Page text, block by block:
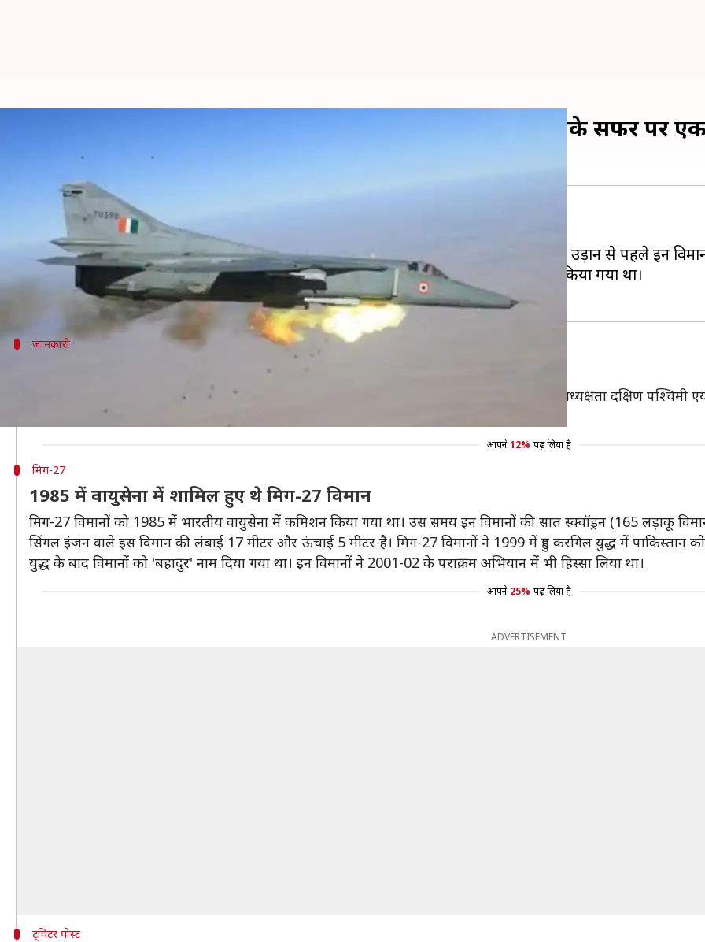
भारतीय वायुसेना से रिटायर हुए मिग-27 लड़ाकू विमान, डालिए इनके सफर पर
क्या है खबर?
भारतीय वायुसेना (IAF) ने शुक्रवार को मिग-27 लड़ाकू विमानों को डीकमिशन कर दिया है।
सात मिग-27 विमानों ने जोधपुर एयरफोर्स स्टेशन पर आयोजित समारोह में अपनी अंतिम उड़ान भरी। उड़ान से पहले इन
करगिल युद्ध के दौरान अहम भूमिका निभाने वाले इन विमानों को 35 साल पहले वायुसेना में शामिल किया गया था।
जानकारी
भव्य समारोह में डीकमिशन हुआ मिग-27
जोधपुर मे वायुसेना स्टेशन पर हुए इस समारोह में कई कार्यक्रमों का आयोजन किया गया। इस समारोह की अध्यक्षता दक्षिण
के घोटिया ने की।
आपने 12% पढ़ लिया है
मिग-27
1985 में वायुसेना में शामिल हुए थे मिग-27 विमान
मिग-27 विमानों को 1985 में भारतीय वायुसेना में कमिशन किया गया था। उस समय इन विमानों की सात स्क्वॉड्रन (165 लड़ाकू
सिंगल इंजन वाले इस विमान की लंबाई 17 मीटर और ऊंचाई 5 मीटर है। मिग-27 विमानों ने 1999 में हुए करगिल युद्ध में पाकिस्तान
युद्ध के बाद विमानों को 'बहादुर' नाम दिया गया था। इन विमानों ने 2001-02 के पराक्रम अभियान में भी हिस्सा लिया था।
आपने 25% पढ़ लिया है
ADVERTISEMENT
ट्विटर पोस्ट